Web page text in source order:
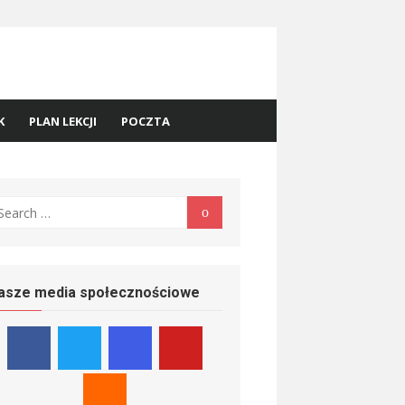
PLAN LEKCJI POCZTA
Search
media społecznościowe